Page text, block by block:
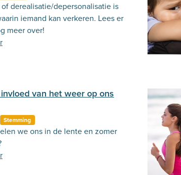
derealisatie/depersonalisatie is
iemand kan verkeren. Lees er
meer over!
van het weer op ons
Stemming
we ons in de lente en zomer